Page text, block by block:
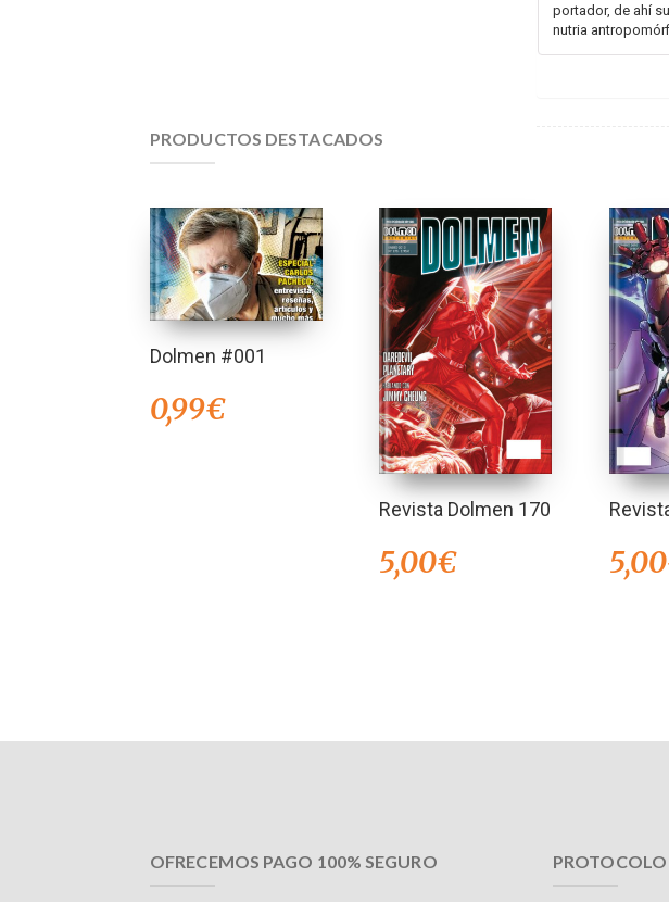
portador, de ahí
nutria
PRODUCTOS DESTACADOS
Dolmen #001
0,99€
Revista Dolmen 170
5,00€ 5,00
OFRECEMOS PAGO 100% SEGURO PROTOCOLO